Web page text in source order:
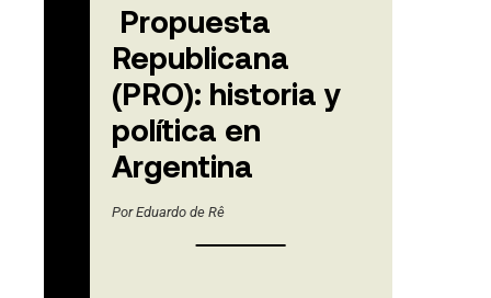
Propuesta
Republicana
(PRO): historia y
política en
Argentina
PorEduardo de Rê